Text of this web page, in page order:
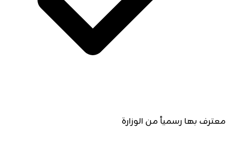
معترف بها رسمياً من الوزارة